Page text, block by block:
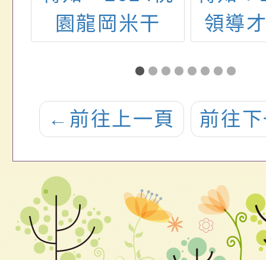
園龍岡米干
迎踴躍參與！
領導
← 前往上一頁 前往